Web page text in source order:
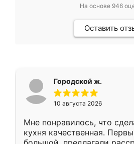
На основе 946
Оставить
Городской ж.
10 августа 2026
Мне понравилось, что
кухня качественная.